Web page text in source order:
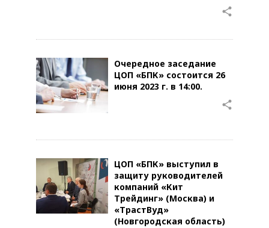
share
Очередное заседание
ЦОП «БПК» состоится 26
июня 2023 г. в 14:00.
share
ЦОП «БПК» выступил в
защиту руководителей
компаний «Кит
Трейдинг» (Москва) и
«ТрастВуд»
(Новгородская область)